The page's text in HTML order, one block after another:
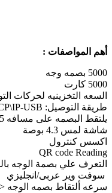
أهم المواصفات :
5000 بصمه وجه
5000 كارت
السعه التخزينيه لحركات التوقيع
طريقة التوصيل: wifi/cloud/ TCP\IP-USB
يلتقط البصمه على مسافه 0.5-2.5 متر
شاشة لمس 4.3 بوصة
اكسس كنترول
QR code Reading
التعرف علي بصمة الوجه
سوفت وير عربى/انجليزي
سرعه ألتقاط بصمه الوجه < 0.2 ثانية